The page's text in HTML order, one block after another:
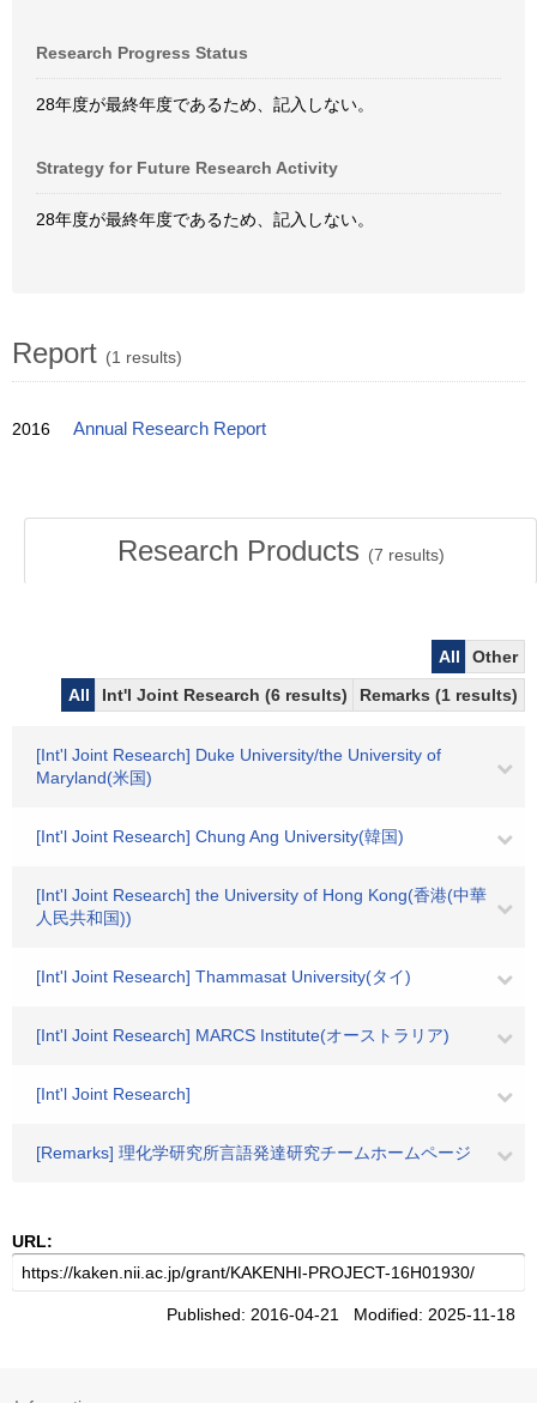
Research Progress Status
28年度が最終年度であるため、記入しない。
Strategy for Future Research Activity
28年度が最終年度であるため、記入しない。
Report (1 results)
2016 Annual Research Report
Research Products (7 results)
All
Other
All
Int'l Joint Research (6 results) Remarks (1 results)
[Int'l Joint Research] Duke University/the University of
Maryland(米国)
[Int'l Joint Research] Chung Ang University(韓国)
[Int'l Joint Research] the University of Hong Kong(香港(中華
人民共和国))
[Int'l Joint Research] Thammasat University(タイ)
[Int'l Joint Research] MARCS Institute(オーストラリア)
[Int'l Joint Research]
[Remarks] 理化学研究所言語発達研究チームホームページ
URL:
Published: 2016-04-21 Modified: 2025-11-18